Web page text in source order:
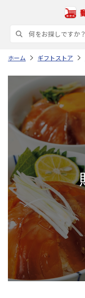
ホーム ギフトストア